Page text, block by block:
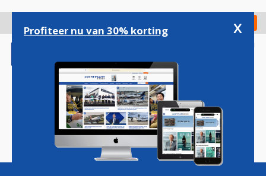
gaan
Check in
Magazine Podcasts Vacatures
Profiteer nu van 30% korting x